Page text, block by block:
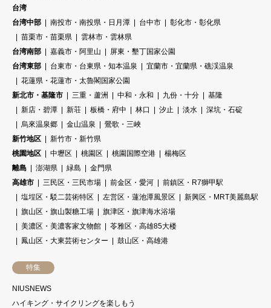
台湾
台湾中部
南投市・南投県・日月潭 台中市
彰化市・彰化県
苗栗市・苗栗県
雲林市・雲林県
台湾南部
嘉義市・阿里山
屏東・墾丁国家公園
台湾東部
台東市・台東県・知本温泉
宜蘭市・宜蘭県・礁渓温泉
花蓮県・花蓮市・太魯閣国家公園
新北市・基隆市
三重・蘆洲 中和・永和 九份・十分
基隆
新店・碧潭
新荘 板橋・府中 林口 汐止 淡水
深坑・石碇
烏來温泉郷
金山温泉
鶯歌・三峽
新竹地区
新竹市・新竹県
桃園地区
中壢区 桃園区 桃園国際空港
楊梅区
離島
澎湖県 緑島
金門県
高雄市
三民区・三民市場 前金区・愛河
前鎮区・R7獅甲駅
塩埕区・駁二芸術特区
左営区・蓮池潭風景区
新興区・MRT美麗島駅
旗山区・旗山製糖工場
旗津区・旗津海水浴場
美濃区・美濃客家文物館
苓雅区・高雄85大楼
鳳山区・大東芸術センター
鼓山区・高雄港
特集
NIUSNEWS
ハイキング・サイクリングを楽しもう